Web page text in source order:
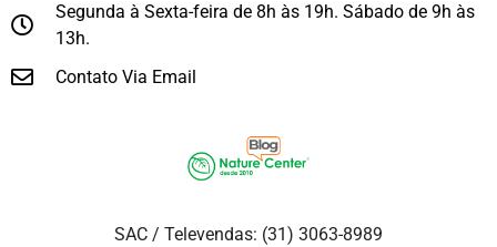
Segunda à Sexta-feira de 8h às 19h. Sábado de 9h às
13h.
Contato Via Email
SAC / Televendas: (31) 3063-8989